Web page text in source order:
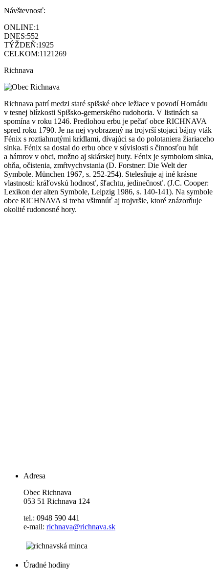
Návštevnosť:
ONLINE:1
DNES:552
TÝŽDEŇ:1925
CELKOM:1121269
Richnava
Richnava patrí medzi staré spišské obce ležiace v povodí Hornádu
v tesnej blízkosti Spišsko-gemerského rudohoria. V listinách sa
spomína v roku 1246. Predlohou erbu je pečať obce RICHNAVA
spred roku 1790. Je na nej vyobrazený na trojvrší stojaci bájny vták
Fénix s roztiahnutými krídlami, dívajúci sa do polotaniera žiariaceho
slnka. Fénix sa dostal do erbu obce v súvislosti s činnosťou hút
a hámrov v obci, možno aj sklárskej huty. Fénix je symbolom slnka,
ohňa, očistenia, zmŕtvychvstania (D. Forstner: Die Welt der
Symbole. München 1967, s. 252-254). Stelesňuje aj iné krásne
vlastnosti: kráľovskú hodnosť, šľachtu, jedinečnosť. (J.C. Cooper:
Lexikon der alten Symbole, Leipzig 1986, s. 140-141). Na symbole
obce RICHNAVA si treba všimnúť aj trojvršie, ktoré znázorňuje
okolité rudonosné hory.
Adresa
Obec Richnava
053 51 Richnava 124
tel.: 0948 590 441
e-mail: richnava@richnava.sk
Úradné hodiny